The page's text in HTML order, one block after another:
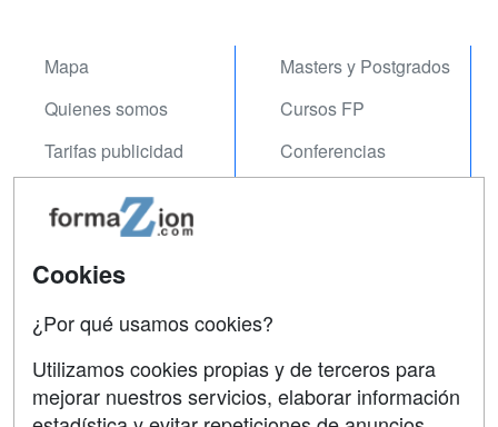
Mapa
Quienes somos
Tarifas publicidad
Acceso Usuarios
Acceso Centros
Masters y Postgrados
Cursos FP
Conferencias
Contactar
Confidencialidad
Aviso legal
SÍGUENOS EN:
Cookies
¿Por qué usamos cookies?
Utilizamos cookies propias y de terceros para
mejorar nuestros servicios, elaborar información